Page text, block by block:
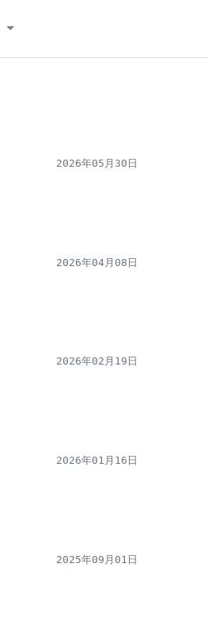
2026年05月30日
2026年04月08日
2026年02月19日
2026年01月16日
2025年09月01日